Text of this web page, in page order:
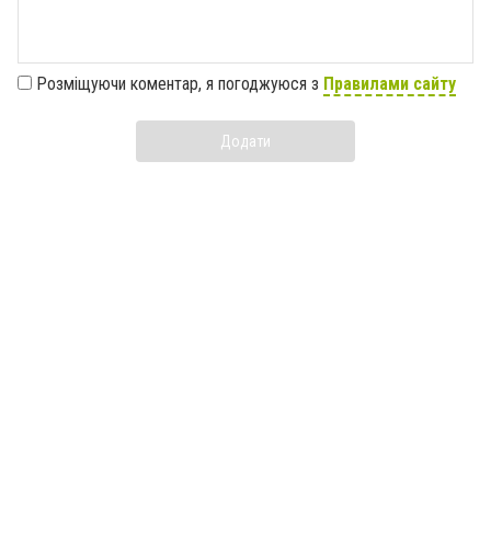
Розміщуючи коментар, я погоджуюся з Правилами сайту
Додати